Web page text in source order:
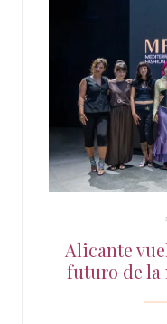
Alicante
futuro de la